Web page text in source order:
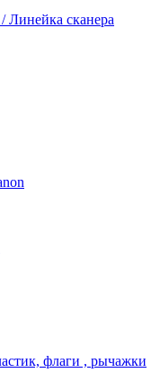
Линейка сканера
флаги , рычажки